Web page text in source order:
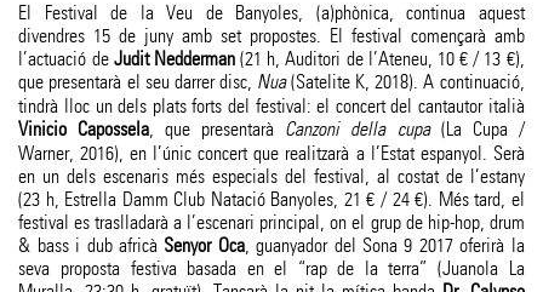
El Festival de la Veu de Banyoles, (a)phònica, continua aquest
divendres 15 de juny amb set propostes. El festival començarà amb
l’actuació de Judit Nedderman(21 h, Auditori de l’Ateneu, 10 € / 13 €),
que presentarà el seu darrer disc, Nua(Satelite K, 2018). A continuació,
tindrà lloc un dels plats forts del festival: el concert del cantautor italià
Vinicio Capossela, que presentarà Canzoni della cupa(La Cupa /
Warner, 2016), en l’únic concert que realitzarà a l’Estat espanyol. Serà
en un dels escenaris més especials del festival, al costat de l’estany
(23 h, Estrella Damm Club Natació Banyoles, 21 € / 24 €). Més tard, el
festival es traslladarà a l’escenari principal, on el grup de hip-hop, drum
& bass i dub africà Senyor Oca, guanyador del Sona 9 2017 oferirà la
seva proposta festiva basada en el “rap de la terra” (Juanola La